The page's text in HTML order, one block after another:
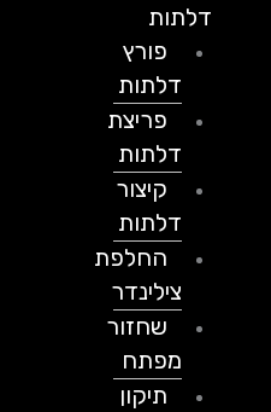
דלתות
פורץ
דלתות
פריצת
דלתות
קיצור
דלתות
החלפת
צילינדר
שחזור
מפתח
תיקון